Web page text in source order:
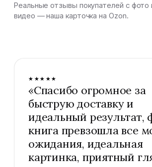
Реальные отзывы покупателей с фото
видео — наша карточка на Ozon.
★★★★★
«Спасибо огромное за
быструю доставку и
идеальный результат,
книга превзошла все
ожидания, идеальная
картинка, приятный